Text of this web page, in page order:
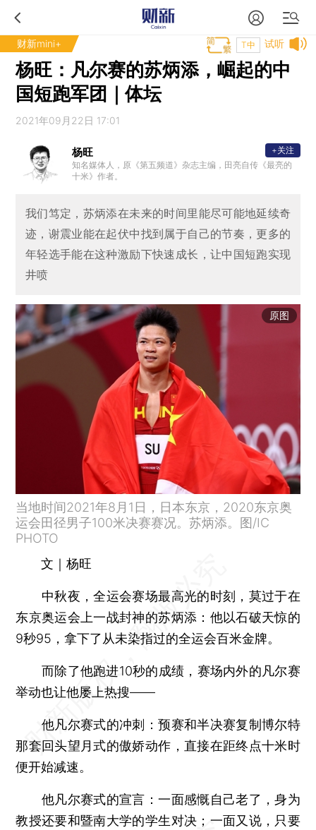
财新mini+ 试听
T中
杨旺：凡尔赛的苏炳添，崛起的中
国短跑军团｜体坛
2021年09月22日 17:01
杨旺
知名媒体人，原《第五频道》杂志主编，田亮自传《最亮的
十米》作者。
+关注
我们笃定，苏炳添在未来的时间里能尽可能地延续奇
迹，谢震业能在起伏中找到属于自己的节奏，更多的
年轻选手能在这种激励下快速成长，让中国短跑实现
井喷
原图
当地时间2021年8月1日，日本东京，2020东京奥
运会田径男子100米决赛赛况。苏炳添。图/IC
PHOTO
文｜杨旺
中秋夜，全运会赛场最高光的时刻，莫过于在
东京奥运会上一战封神的苏炳添：他以石破天惊的
9秒95，拿下了从未染指过的全运会百米金牌。
而除了他跑进10秒的成绩，赛场内外的凡尔赛
举动也让他屡上热搜——
他凡尔赛式的冲刺：预赛和半决赛复制博尔特
那套回头望月式的傲娇动作，直接在距终点十米时
便开始减速。
他凡尔赛式的宣言：一面感慨自己老了，身为
教授还要和暨南大学的学生对决；一面又说，只要